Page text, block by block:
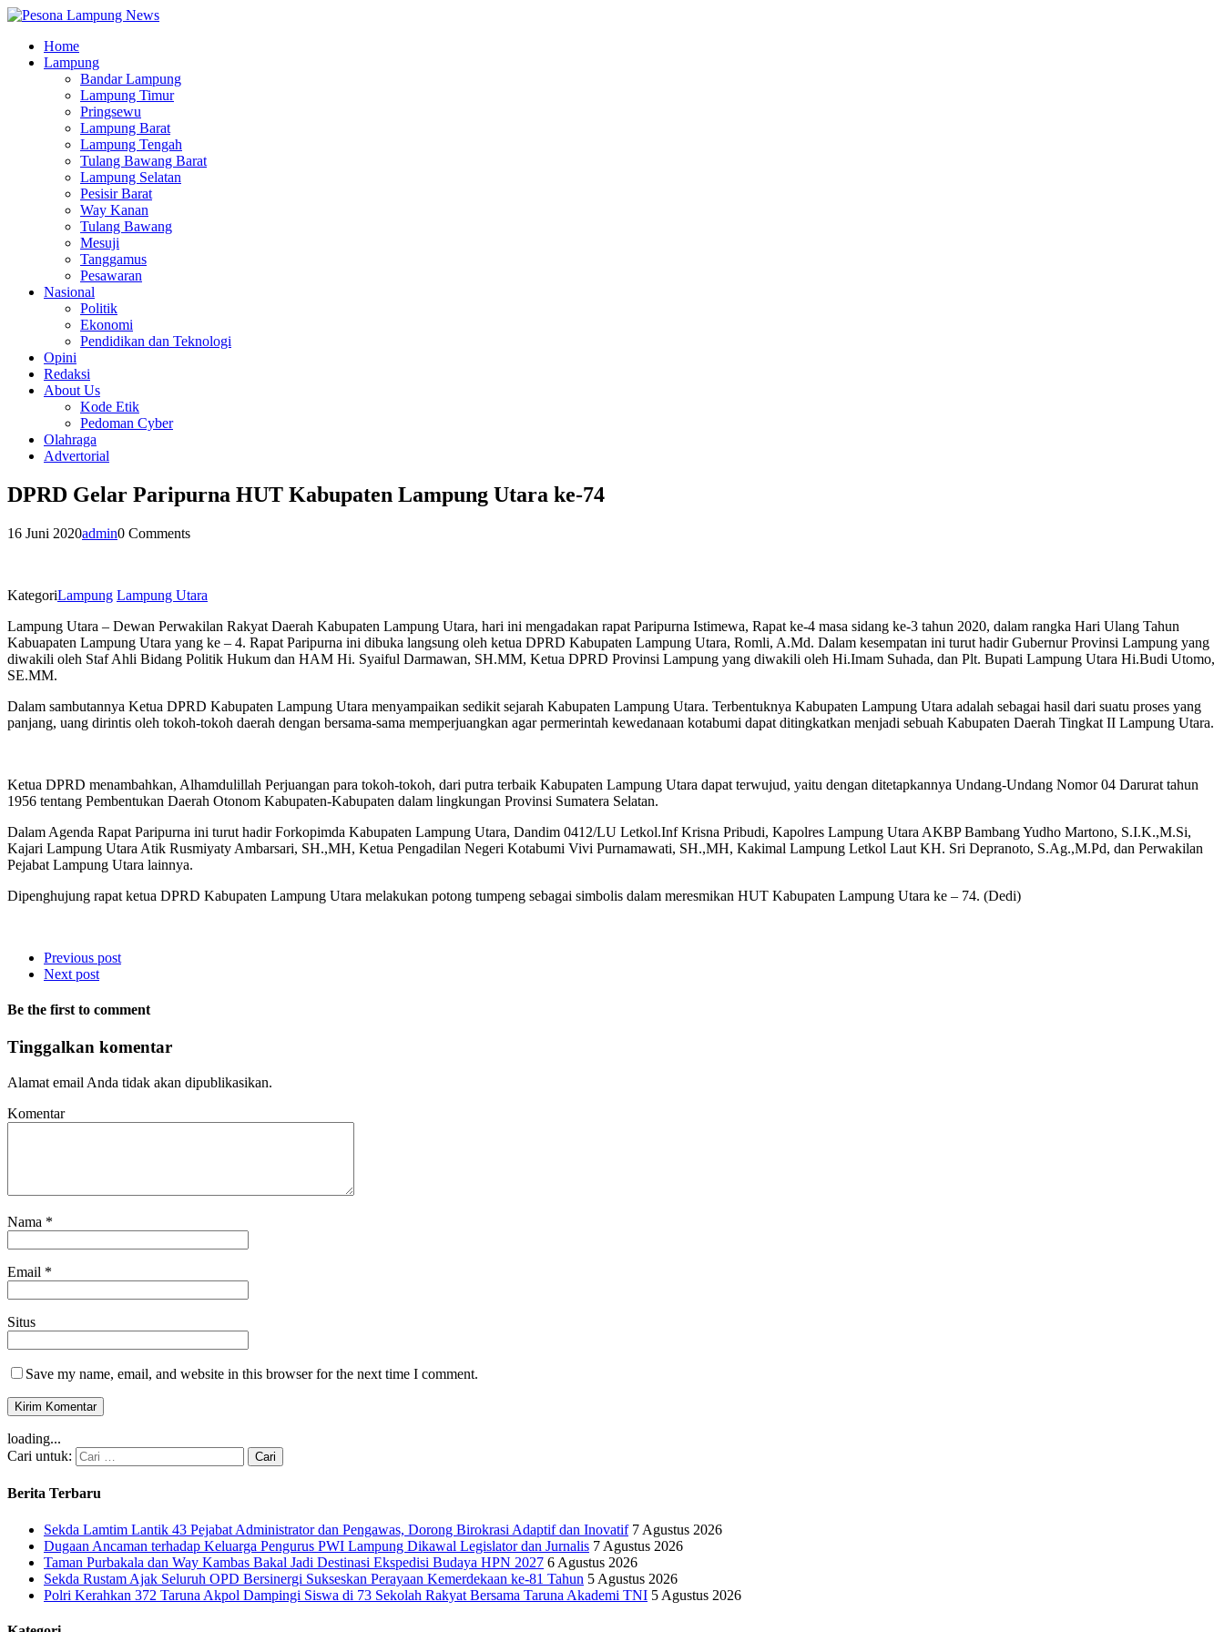
Home
Lampung
Bandar Lampung
Lampung Timur
Pringsewu
Lampung Barat
Lampung Tengah
Tulang Bawang Barat
Lampung Selatan
Pesisir Barat
Way Kanan
Tulang Bawang
Mesuji
Tanggamus
Pesawaran
Nasional
Politik
Ekonomi
Pendidikan dan Teknologi
Opini
Redaksi
About Us
Kode Etik
Pedoman Cyber
Olahraga
Advertorial
DPRD Gelar Paripurna HUT Kabupaten Lampung Utara ke-74
16 Juni 2020admin0 Comments
KategoriLampung Lampung Utara
Lampung Utara – Dewan Perwakilan Rakyat Daerah Kabupaten Lampung Utara, hari ini mengadakan rapat Paripurna Istimewa, Rapat ke-4 masa sidang ke-3 tahun 2020, dalam rangka Hari Ulang Tahun
Kabuapaten Lampung Utara yang ke – 4. Rapat Paripurna ini dibuka langsung oleh ketua DPRD Kabupaten Lampung Utara, Romli, A.Md. Dalam kesempatan ini turut hadir Gubernur Provinsi Lampung yang
diwakili oleh Staf Ahli Bidang Politik Hukum dan HAM Hi. Syaiful Darmawan, SH.MM, Ketua DPRD Provinsi Lampung yang diwakili oleh Hi.Imam Suhada, dan Plt. Bupati Lampung Utara Hi.Budi Utomo,
SE.MM.
Dalam sambutannya Ketua DPRD Kabupaten Lampung Utara menyampaikan sedikit sejarah Kabupaten Lampung Utara. Terbentuknya Kabupaten Lampung Utara adalah sebagai hasil dari suatu proses yang
panjang, uang dirintis oleh tokoh-tokoh daerah dengan bersama-sama memperjuangkan agar permerintah kewedanaan kotabumi dapat ditingkatkan menjadi sebuah Kabupaten Daerah Tingkat II Lampung Utara.
Ketua DPRD menambahkan, Alhamdulillah Perjuangan para tokoh-tokoh, dari putra terbaik Kabupaten Lampung Utara dapat terwujud, yaitu dengan ditetapkannya Undang-Undang Nomor 04 Darurat tahun
1956 tentang Pembentukan Daerah Otonom Kabupaten-Kabupaten dalam lingkungan Provinsi Sumatera Selatan.
Dalam Agenda Rapat Paripurna ini turut hadir Forkopimda Kabupaten Lampung Utara, Dandim 0412/LU Letkol.Inf Krisna Pribudi, Kapolres Lampung Utara AKBP Bambang Yudho Martono, S.I.K.,M.Si,
Kajari Lampung Utara Atik Rusmiyaty Ambarsari, SH.,MH, Ketua Pengadilan Negeri Kotabumi Vivi Purnamawati, SH.,MH, Kakimal Lampung Letkol Laut KH. Sri Depranoto, S.Ag.,M.Pd, dan Perwakilan
Pejabat Lampung Utara lainnya.
Dipenghujung rapat ketua DPRD Kabupaten Lampung Utara melakukan potong tumpeng sebagai simbolis dalam meresmikan HUT Kabupaten Lampung Utara ke – 74. (Dedi)
Previous post
Next post
Be the first to comment
Tinggalkan komentar
Alamat email Anda tidak akan dipublikasikan.
Komentar
Nama *
Email *
Situs
Save my name, email, and website in this browser for the next time I comment.
loading...
Cari untuk:
Berita Terbaru
Sekda Lamtim Lantik 43 Pejabat Administrator dan Pengawas, Dorong Birokrasi Adaptif dan Inovatif 7 Agustus 2026
Dugaan Ancaman terhadap Keluarga Pengurus PWI Lampung Dikawal Legislator dan Jurnalis 7 Agustus 2026
Taman Purbakala dan Way Kambas Bakal Jadi Destinasi Ekspedisi Budaya HPN 2027 6 Agustus 2026
Sekda Rustam Ajak Seluruh OPD Bersinergi Sukseskan Perayaan Kemerdekaan ke-81 Tahun 5 Agustus 2026
Polri Kerahkan 372 Taruna Akpol Dampingi Siswa di 73 Sekolah Rakyat Bersama Taruna Akademi TNI 5 Agustus 2026